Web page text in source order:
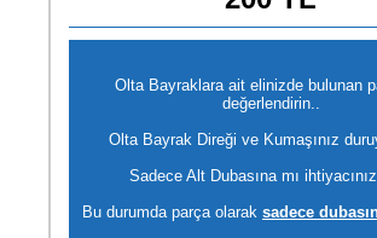
Olta Bayraklara ait elinizde bulunan
değerlendirin..
Olta Bayrak Direği ve Kumaşınız
Sadece Alt Dubasına mı
Bu durumda parça olarak sadece